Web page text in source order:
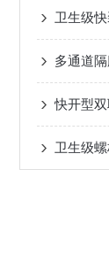
多通道
快开型
卫生级